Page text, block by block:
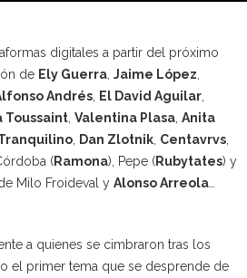
digitales a partir del próximo
de Ely Guerra Jaime López
Andrés El David Aguilar
Toussaint Valentina Plasa Anita
Dan Zlotnik Centavrvs
(Ramona), Pepe (Rubytates) y
Milo Froideval y Alonso Arreola
a quienes se cimbraron tras los
el primer tema que se desprende de